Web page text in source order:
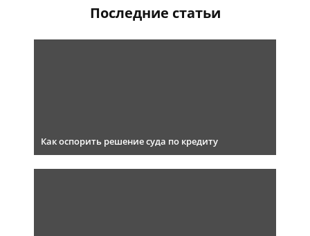
Последние статьи
Как оспорить решение суда по кредиту